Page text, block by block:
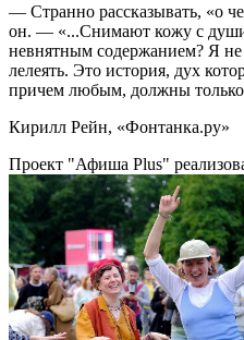
— Странно рассказывать, «о
он. — «...Снимают кожу с
невнятным содержанием? Я не
лелеять. Это история, дух
причем любым, должны только
Кирилл Рейн, «Фонтанка.ру»
Проект "Афиша Plus"